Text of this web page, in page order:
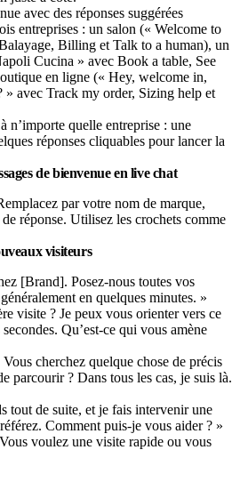
n’importe quelle entreprise : une
réponses cliquables pour lancer la
de bienvenue en live chat
par votre nom de marque,
réponse. Utilisez les crochets comme
visiteurs
[Brand]. Posez-nous toutes vos
en quelques minutes. »
visite ? Je peux vous orienter vers ce
Qu’est-ce qui vous amène
cherchez quelque chose de précis
parcourir ? Dans tous les cas, je suis là.
tout de suite, et je fais intervenir une
Comment puis-je vous aider ? »
voulez une visite rapide ou vous